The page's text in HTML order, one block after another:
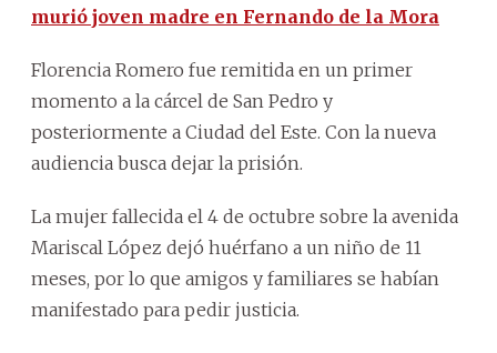
murió joven madre en Fernando de la Mora
Florencia Romero fue remitida en un primer
momento a la cárcel de San Pedro y
posteriormente a Ciudad del Este. Con la nueva
audiencia busca dejar la prisión.
La mujer fallecida el 4 de octubre sobre la avenida
Mariscal López dejó huérfano a un niño de 11
meses, por lo que amigos y familiares se habían
manifestado para pedir justicia.